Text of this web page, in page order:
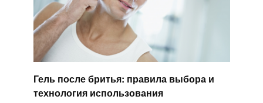
Гель после бритья: правила выбора и
технология использования